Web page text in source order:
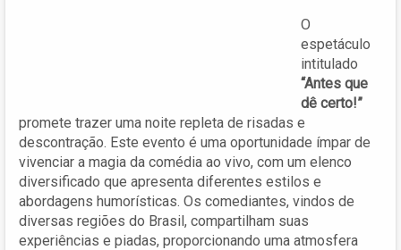
O
espetáculo
intitulado
“Antes que
dê certo!”
promete trazer uma noite repleta de risadas e
descontração. Este evento é uma oportunidade ímpar de
vivenciar a magia da comédia ao vivo, com um elenco
diversificado que apresenta diferentes estilos e
abordagens humorísticas. Os comediantes, vindos de
diversas regiões do Brasil, compartilham suas
experiências e piadas, proporcionando uma atmosfera